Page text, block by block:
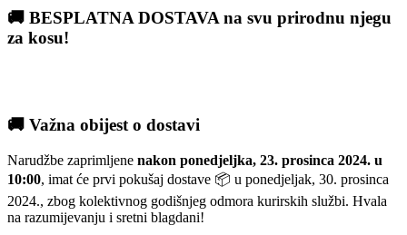
🚚 BESPLATNA DOSTAVA na svu prirodnu njegu
za kosu!
🚚 Važna obijest o dostavi
Narudžbe zaprimljene nakon ponedjeljka, 23. prosinca 2024. u
10:00, imat će prvi pokušaj dostave 📦 u ponedjeljak, 30. prosinca
2024., zbog kolektivnog godišnjeg odmora kurirskih službi. Hvala
na razumijevanju i sretni blagdani!